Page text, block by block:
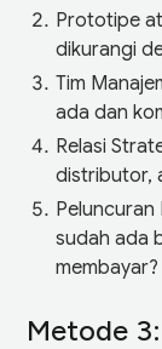
Prototipe
dikurangi
Tim
ada dan
Relasi
distributor,
Peluncuran
sudah ada
membayar?
Metode